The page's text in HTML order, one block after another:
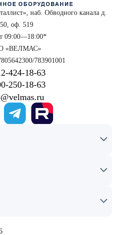
наб. Обводного канала д.
оф. 519
09:00—18:00*
«ВЕЛМАС»
783901001